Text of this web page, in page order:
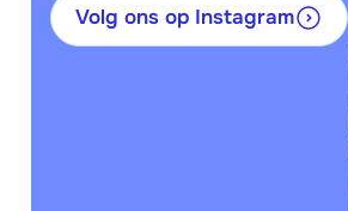
Volg ons op Instagram